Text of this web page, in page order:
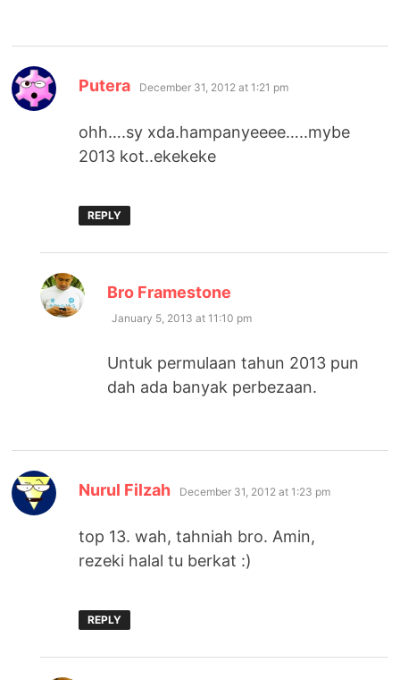
Putera says:
December 31, 2012 at 1:21 pm
ohh….sy xda.hampanyeeee…..mybe
2013 kot..ekekeke
REPLY
Bro Framestone
January 5, 2013 at 11:10 pm
Untuk permulaan tahun 2013 pun
dah ada banyak perbezaan.
Nurul Filzah says:
December 31, 2012 at 1:23 pm
top 13. wah, tahniah bro. Amin,
rezeki halal tu berkat :)
REPLY